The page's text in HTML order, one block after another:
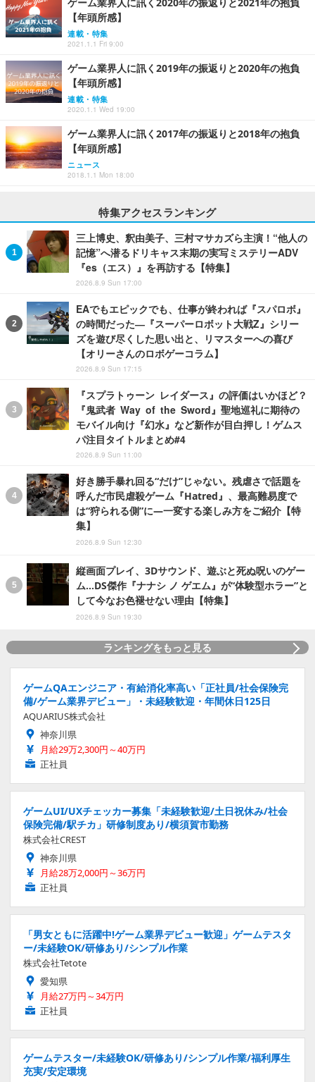
【年頭所感】
連載・特集
2021.1.1 Fri 9:00
ゲーム業界人に訊く2019年の振返りと2020年の抱負
【年頭所感】
連載・特集
2020.1.1 Wed 19:00
ゲーム業界人に訊く2017年の振返りと2018年の抱負
【年頭所感】
ニュース
2018.1.1 Mon 18:00
特集アクセスランキング
三上博史、釈由美子、三村マサカズら主演！“他人の
記憶”へ潜るドリキャス末期の実写ミステリーADV
『es（エス）』を再訪する【特集】
2026.8.9 Sun 17:00
EAでもエピックでも、仕事が終われば『スパロボ』
の時間だった―『スーパーロボット大戦Z』シリー
ズを遊び尽くした思い出と、リマスターへの喜び
【オリーさんのロボゲーコラム】
2026.8.9 Sun 17:15
『スプラトゥーン レイダース』の評価はいかほど？
『鬼武者 Way of the Sword』聖地巡礼に期待の
モバイル向け『幻水』など新作が目白押し！ゲムス
パ注目タイトルまとめ#4
2026.8.9 Sun 11:00
好き勝手暴れ回る“だけ”じゃない。残虐さで話題を
呼んだ市民虐殺ゲーム『Hatred』、最高難易度で
は“狩られる側”に―一変する楽しみ方をご紹介【特
集】
2026.8.9 Sun 12:30
縦画面プレイ、3Dサウンド、遊ぶと死ぬ呪いのゲー
ム…DS傑作『ナナシ ノ ゲエム』が“体験型ホラー”と
して今なお色褪せない理由【特集】
2026.8.9 Sun 19:30
ランキングをもっと見る
ゲームQAエンジニア・有給消化率高い「正社員/社会保険完
備/ゲーム業界デビュー」・未経験歓迎・年間休日125日
AQUARIUS株式会社
神奈川県
月給29万2,300円～40万円
正社員
ゲームUI/UXチェッカー募集「未経験歓迎/土日祝休み/社会
保険完備/駅チカ」研修制度あり/横須賀市勤務
株式会社CREST
神奈川県
月給28万2,000円～36万円
正社員
「男女ともに活躍中!ゲーム業界デビュー歓迎」ゲームテスタ
ー/未経験OK/研修あり/シンプル作業
株式会社Tetote
愛知県
月給27万円～34万円
正社員
ゲームテスター/未経験OK/研修あり/シンプル作業/福利厚生
充実/安定環境